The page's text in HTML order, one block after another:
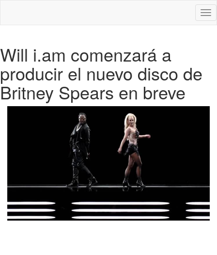
Will i.am comenzará a
producir el nuevo disco de
Britney Spears en breve